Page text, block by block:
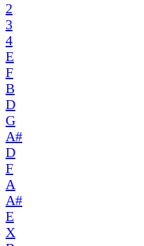
2
3
4
E
F
B
D
G
A#
D
F
A
A#
E
X